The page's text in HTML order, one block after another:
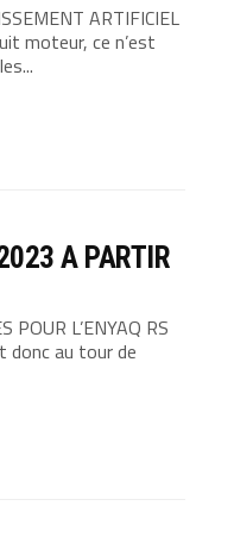
ARTIFICIEL
moteur, ce n’est
A PARTIR
POUR L’ENYAQ RS
donc au tour de